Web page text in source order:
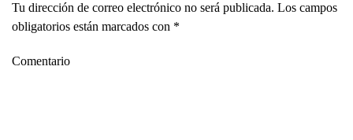
Tu dirección de correo electrónico no será publicada. Los campos
obligatorios están marcados con *
Comentario